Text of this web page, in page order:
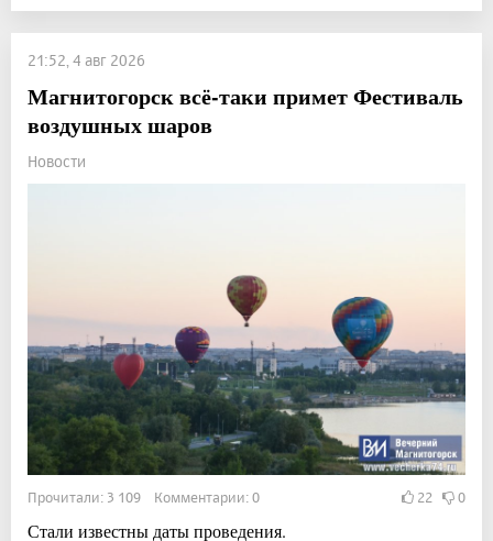
21:52, 4 авг 2026
Магнитогорск всё-таки примет Фестиваль
воздушных шаров
Новости
Прочитали: 3 109 Комментарии: 0 22 0
Стали известны даты проведения.